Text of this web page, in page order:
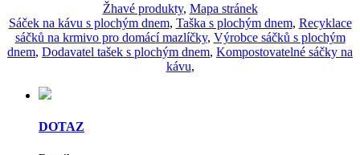
Žhavé produkty, Mapa stránek
Sáček na kávu s plochým dnem, Taška s plochým dnem, Recyklace
sáčků na krmivo pro domácí mazlíčky, Výrobce sáčků s plochým
dnem, Dodavatel tašek s plochým dnem, Kompostovatelné sáčky na
kávu,
DOTAZ